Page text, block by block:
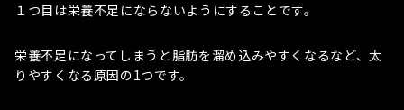
１つ目は栄養不足にならないようにすることです。
栄養不足になってしまうと脂肪を溜め込みやすくなるなど、太
りやすくなる原因の1つです。